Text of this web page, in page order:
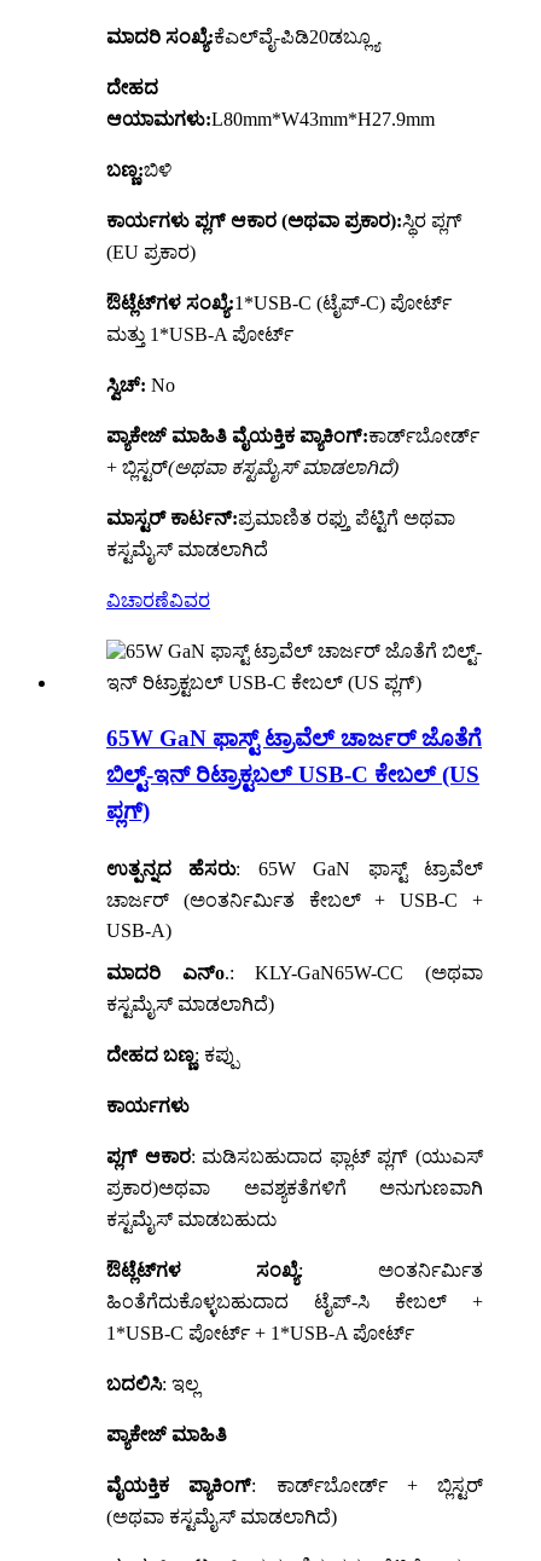
ಮಾದರಿ ಸಂಖ್ಯೆ:ಕೆಎಲ್‌ವೈ-ಪಿಡಿ20ಡಬ್ಲ್ಯೂ
ದೇಹದ
ಆಯಾಮಗಳು:L80mm*W43mm*H27.9mm
ಬಣ್ಣ:ಬಿಳಿ
ಕಾರ್ಯಗಳು ಪ್ಲಗ್ ಆಕಾರ (ಅಥವಾ ಪ್ರಕಾರ):ಸ್ಥಿರ ಪ್ಲಗ್
(EU ಪ್ರಕಾರ)
ಔಟ್ಲೆಟ್‌ಗಳ ಸಂಖ್ಯೆ:1*USB-C (ಟೈಪ್-C) ಪೋರ್ಟ್
ಮತ್ತು 1*USB-A ಪೋರ್ಟ್
ಸ್ವಿಚ್: No
ಪ್ಯಾಕೇಜ್ ಮಾಹಿತಿ ವೈಯಕ್ತಿಕ ಪ್ಯಾಕಿಂಗ್:ಕಾರ್ಡ್‌ಬೋರ್ಡ್
+ ಬ್ಲಿಸ್ಟರ್(ಅಥವಾ ಕಸ್ಟಮೈಸ್ ಮಾಡಲಾಗಿದೆ)
ಮಾಸ್ಟರ್ ಕಾರ್ಟನ್:ಪ್ರಮಾಣಿತ ರಫ್ತು ಪೆಟ್ಟಿಗೆ ಅಥವಾ
ಕಸ್ಟಮೈಸ್ ಮಾಡಲಾಗಿದೆ
ವಿಚಾರಣೆವಿವರ
65W GaN ಫಾಸ್ಟ್ ಟ್ರಾವೆಲ್ ಚಾರ್ಜರ್ ಜೊತೆಗೆ
ಬಿಲ್ಟ್-ಇನ್ ರಿಟ್ರಾಕ್ಟಬಲ್ USB-C ಕೇಬಲ್ (US
ಪ್ಲಗ್)
ಉತ್ಪನ್ನದ ಹೆಸರು: 65W GaN ಫಾಸ್ಟ್ ಟ್ರಾವೆಲ್
ಚಾರ್ಜರ್ (ಅಂತರ್ನಿರ್ಮಿತ ಕೇಬಲ್ + USB-C +
USB-A)
ಮಾದರಿ ಎನ್o.: KLY-GaN65W-CC (ಅಥವಾ
ಕಸ್ಟಮೈಸ್ ಮಾಡಲಾಗಿದೆ)
ದೇಹದ ಬಣ್ಣ: ಕಪ್ಪು
ಕಾರ್ಯಗಳು
ಪ್ಲಗ್ ಆಕಾರ: ಮಡಿಸಬಹುದಾದ ಫ್ಲಾಟ್ ಪ್ಲಗ್ (ಯುಎಸ್
ಪ್ರಕಾರ)ಅಥವಾ ಅವಶ್ಯಕತೆಗಳಿಗೆ ಅನುಗುಣವಾಗಿ
ಕಸ್ಟಮೈಸ್ ಮಾಡಬಹುದು
ಔಟ್ಲೆಟ್‌ಗಳ ಸಂಖ್ಯೆ: ಅಂತರ್ನಿರ್ಮಿತ
ಹಿಂತೆಗೆದುಕೊಳ್ಳಬಹುದಾದ ಟೈಪ್-ಸಿ ಕೇಬಲ್ +
1*USB-C ಪೋರ್ಟ್ + 1*USB-A ಪೋರ್ಟ್
ಬದಲಿಸಿ: ಇಲ್ಲ
ಪ್ಯಾಕೇಜ್ ಮಾಹಿತಿ
ವೈಯಕ್ತಿಕ ಪ್ಯಾಕಿಂಗ್: ಕಾರ್ಡ್‌ಬೋರ್ಡ್ + ಬ್ಲಿಸ್ಟರ್
(ಅಥವಾ ಕಸ್ಟಮೈಸ್ ಮಾಡಲಾಗಿದೆ)